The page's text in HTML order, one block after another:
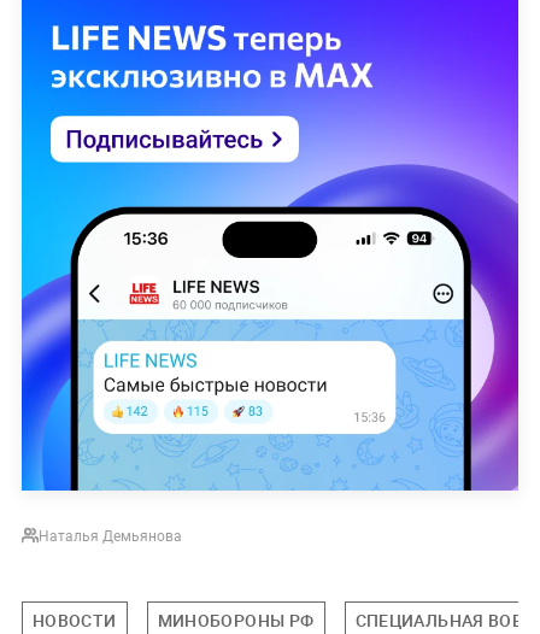
Наталья Демьянова
НОВОСТИ МИНОБОРОНЫ РФ СПЕЦИАЛЬНАЯ